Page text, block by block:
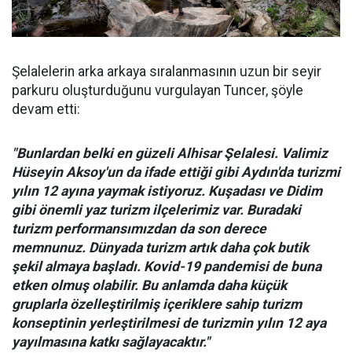
Şelalelerin arka arkaya sıralanmasının uzun bir seyir
parkuru oluşturduğunu vurgulayan Tuncer, şöyle
devam etti:
"Bunlardan belki en güzeli Alhisar Şelalesi. Valimiz
Hüseyin Aksoy'un da ifade ettiği gibi Aydın'da turizmi
yılın 12 ayına yaymak istiyoruz. Kuşadası ve Didim
gibi önemli yaz turizm ilçelerimiz var. Buradaki
turizm performansımızdan da son derece
memnunuz. Dünyada turizm artık daha çok butik
şekil almaya başladı. Kovid-19 pandemisi de buna
etken olmuş olabilir. Bu anlamda daha küçük
gruplarla özelleştirilmiş içeriklere sahip turizm
konseptinin yerleştirilmesi de turizmin yılın 12 aya
yayılmasına katkı sağlayacaktır."